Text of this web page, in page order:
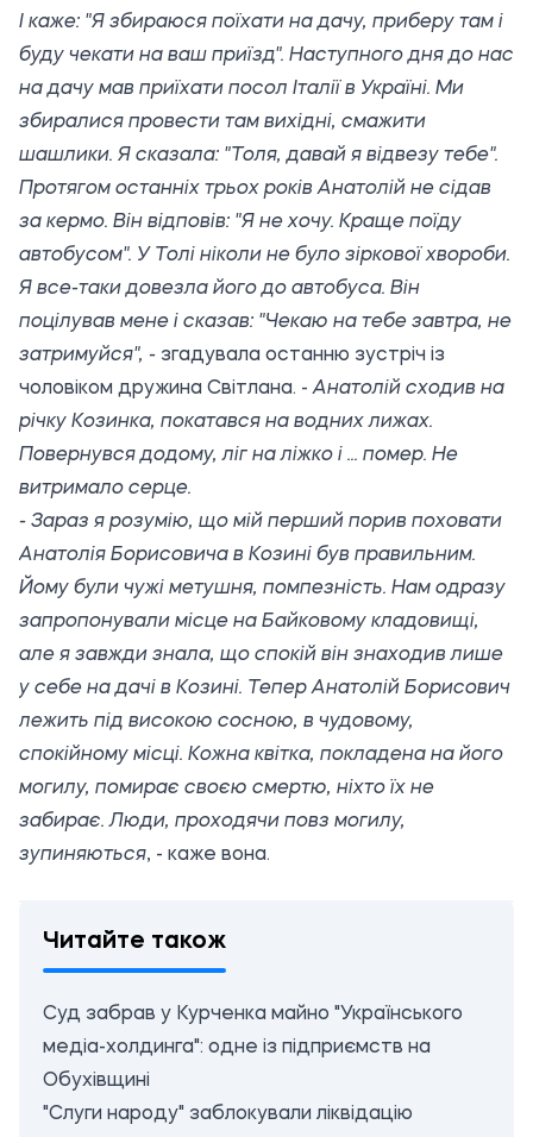
І каже: "Я збираюся поїхати на дачу, приберу там і
буду чекати на ваш приїзд". Наступного дня до нас
на дачу мав приїхати посол Італії в Україні. Ми
збиралися провести там вихідні, смажити
шашлики. Я сказала: "Толя, давай я відвезу тебе".
Протягом останніх трьох років Анатолій не сідав
за кермо. Він відповів: "Я не хочу. Краще поїду
автобусом". У Толі ніколи не було зіркової хвороби.
Я все-таки довезла його до автобуса. Він
поцілував мене і сказав: "Чекаю на тебе завтра, не
затримуйся", - згадувала останню зустріч із
чоловіком дружина Світлана. - Анатолій сходив на
річку Козинка, покатався на водних лижах.
Повернувся додому, ліг на ліжко і ... помер. Не
витримало серце.
- Зараз я розумію, що мій перший порив поховати
Анатолія Борисовича в Козині був правильним.
Йому були чужі метушня, помпезність. Нам одразу
запропонували місце на Байковому кладовищі,
але я завжди знала, що спокій він знаходив лише
у себе на дачі в Козині. Тепер Анатолій Борисович
лежить під високою сосною, в чудовому,
спокійному місці. Кожна квітка, покладена на його
могилу, помирає своєю смертю, ніхто їх не
забирає. Люди, проходячи повз могилу,
зупиняються, - каже вона.
Читайте також
Суд забрав у Курченка майно "Українського
медіа-холдинга": одне із підприємств на
Обухівщині
"Слуги народу" заблокували ліквідацію